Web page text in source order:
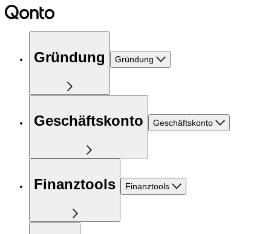
Gründung Gründung
Geschäftskonto Geschäftskonto
Finanztools Finanztools